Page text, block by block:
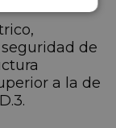
de
a la de